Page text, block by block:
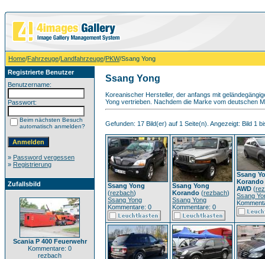
Home/Fahrzeuge/Landfahrzeuge/PKW/Ssang Yong
Registrierte Benutzer
Benutzername:
Passwort:
Beim nächsten Besuch
automatisch anmelden?
» Password vergessen
» Registrierung
Zufallsbild
Scania P 400 Feuerwehr
Kommentare: 0
rezbach
Ssang Yong
Koreanischer Hersteller, der anfangs mit
Yong vertrieben. Nachdem die Marke vom deutschen
Gefunden: 17 Bild(er) auf 1 Seite(n). Angezeigt: Bild 1
Ssang Yong
(rezbach)
Ssang Yong
Kommentare: 0
Ssang Yong
Korando (rezbach)
Ssang Yong
Kommentare: 0
Ssang
Korando
AWD (
Ssang